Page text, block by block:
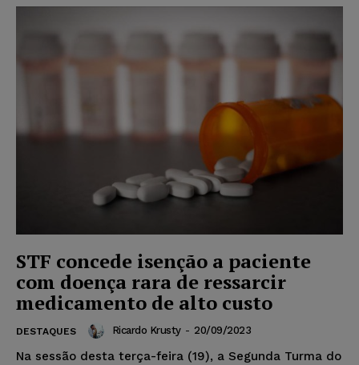
STF concede isenção a paciente
com doença rara de ressarcir
medicamento de alto custo
DESTAQUES Ricardo Krusty - 20/09/2023
Na sessão desta terça-feira (19), a Segunda Turma do